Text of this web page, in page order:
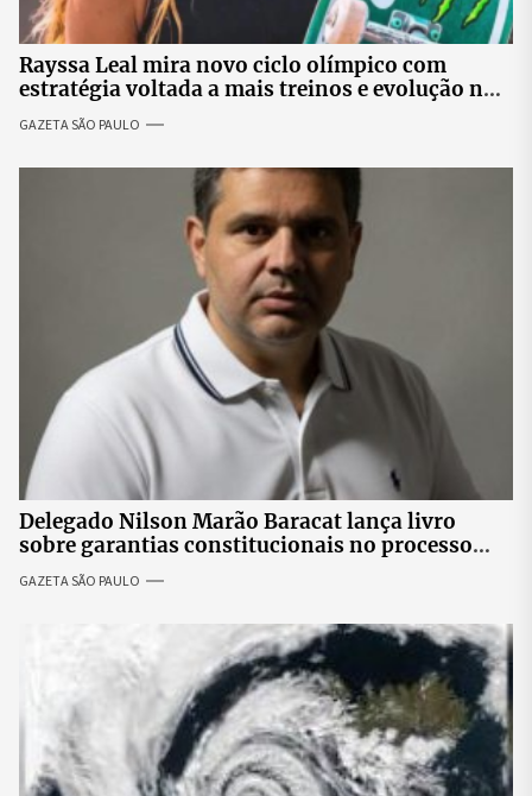
Rayssa Leal mira novo ciclo olímpico com
estratégia voltada a mais treinos e evolução no
GAZETA SÃO PAULO
Delegado Nilson Marão Baracat lança livro
sobre garantias constitucionais no processo
penal brasileiro
GAZETA SÃO PAULO